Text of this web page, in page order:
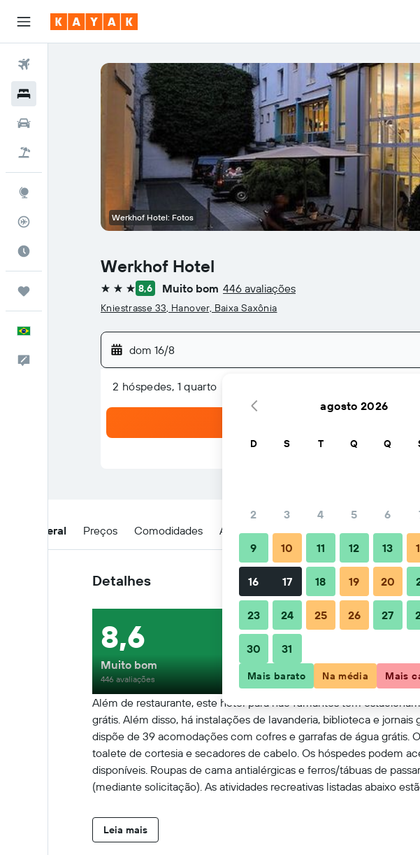
Rastreador de voos
Comentários
Werkhof Hotel
3 estrelas8,6 Muito bom 446 avaliações
Kniestrasse 33, Hanover, Baixa Saxônia
dom 16/8
2 hóspedes, 1 quarto
Werkhof Hotel: Fotos
Visão geral Preços Comodidades Avaliações Local Dicas e
Detalhes
Além de restaurante, este hotel para não fumantes tem
grátis. Além disso, há instalações de lavanderia, biblioteca e
dispõe de 39 acomodações com cofres e garrafas de água grátis.
toalete de cortesia e secadores de cabelo. Os hóspedes podem
disponíveis. Roupas de cama antialérgicas e ferros/tábuas de
(mediante solicitação). As atividades recreativas listadas abaixo
Leia mais
8,6
Muito bom
446 avaliações
agosto 2026
D S T Q Q
2 3 4 5 6
9 10 11 12 13
16 17 18 19 20
23 24 25 26 27
30 31
Mais barato Na média Mais